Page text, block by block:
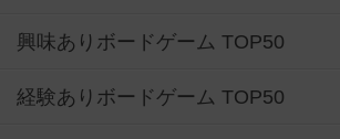
興味ありボードゲーム TOP50
経験ありボードゲーム TOP50